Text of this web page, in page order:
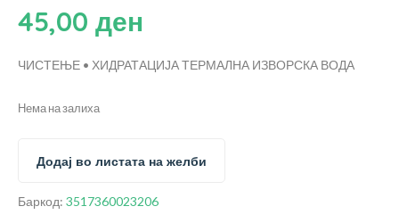
45,00 ден
ЧИСТЕЊЕ • ХИДРАТАЦИЈАТЕРМАЛНА ИЗВОРСКА ВОДА
Нема на залиха
Додај во листата на желби
Баркод: 3517360023206